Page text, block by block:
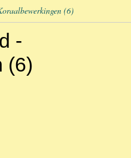
(6)
-
(6)